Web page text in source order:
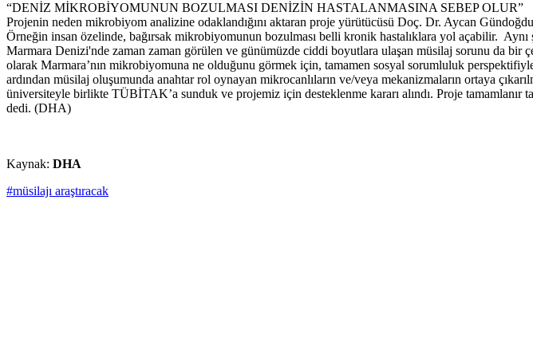
“DENİZ MİKROBİYOMUNUN BOZULMASI DENİZİN HASTALANMASINA SEBEP OLUR”
Projenin neden mikrobiyom analizine odaklandığını aktaran proje yürütücüsü Doç. Dr. Aycan
Örneğin insan özelinde, bağırsak mikrobiyomunun bozulması belli kronik hastalıklara yol açabilir.
Marmara Denizi'nde zaman zaman görülen ve günümüzde ciddi boyutlara ulaşan müsilaj sorunu da bir
olarak Marmara’nın mikrobiyomuna ne olduğunu görmek için, tamamen sosyal sorumluluk
ardından müsilaj oluşumunda anahtar rol oynayan mikrocanlıların ve/veya mekanizmaların ortaya
üniversiteyle birlikte TÜBİTAK’a sunduk ve projemiz için desteklenme kararı alındı. Proje tamamlanır
dedi. (DHA)
Kaynak: DHA
#müsilajı araştıracak